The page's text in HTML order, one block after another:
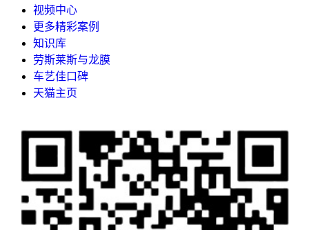
视频中心
更多精彩案例
知识库
劳斯莱斯与龙膜
车艺佳口碑
天猫主页